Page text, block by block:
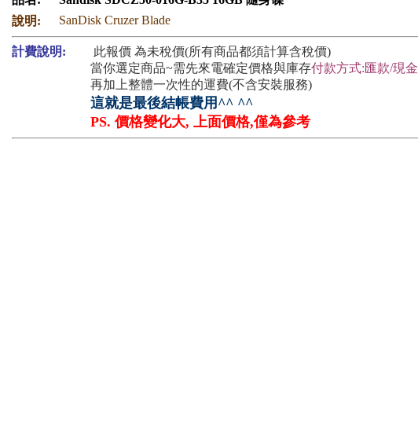
說明:
SanDisk Cruzer Blade
計費說明:
此報價 為未稅價(所有商品都須計算含稅價)
當你選定商品~需先來電確定價格與庫存付款方式:匯款/現金
再加上整體一次性的運費(不含安裝服務)
這就是最後結帳費用^^ ^^
PS. 價格變化大, 上面價格,僅為參考